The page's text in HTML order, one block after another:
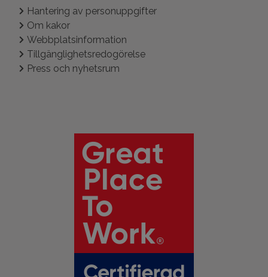
Hantering av personuppgifter
Om kakor
Webbplatsinformation
Tillgänglighetsredogörelse
Press och nyhetsrum